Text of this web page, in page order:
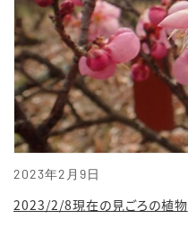
2023年2月9日
2023/2/8現在の見ごろの植物